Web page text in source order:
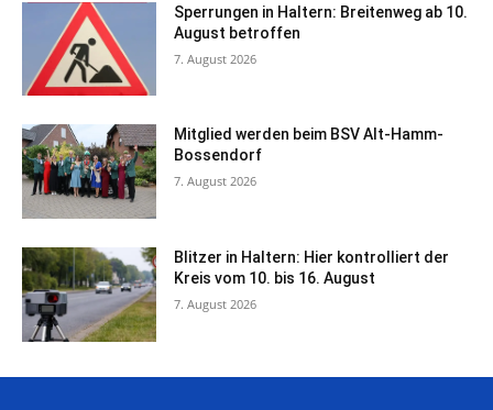
Sperrungen in Haltern: Breitenweg ab 10.
August betroffen
7. August 2026
Mitglied werden beim BSV Alt-Hamm-
Bossendorf
7. August 2026
Blitzer in Haltern: Hier kontrolliert der
Kreis vom 10. bis 16. August
7. August 2026